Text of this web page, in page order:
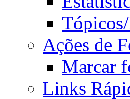
Ações de
Marcar
Links